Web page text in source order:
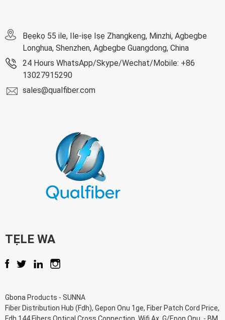
Bẹẹkọ 55 ile, Ile-iṣẹ Iṣẹ Zhangkeng, Minzhi, Agbegbe
Longhua, Shenzhen, Agbegbe Guangdong, China
24 Hours WhatsApp/Skype/Wechat/Mobile: +86
13027915290
sales@qualfiber.com
TẸLE WA
Gbona Products - SUNNA
Fiber Distribution Hub (Fdh), Gepon Onu 1ge, Fiber Patch Cord Price,